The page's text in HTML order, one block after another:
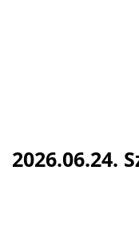
2026.06.24.